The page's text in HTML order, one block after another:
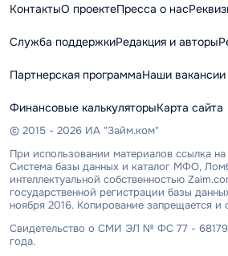
КонтактыО проектеПресса о нас
Служба поддержкиРедакция и авторы
Партнерская программаНаши вакансии
Финансовые калькуляторыКарта сайта
© 2015 - 2026 ИА "Займ.ком"
При использовании материалов ссылка на
Система базы данных и каталог МФО,
интеллектуальной собственностью
государственной регистрации базы
ноября 2016. Копирование запрещается и
Свидетельство о СМИ ЭЛ № ФС 77 - 68179
года.